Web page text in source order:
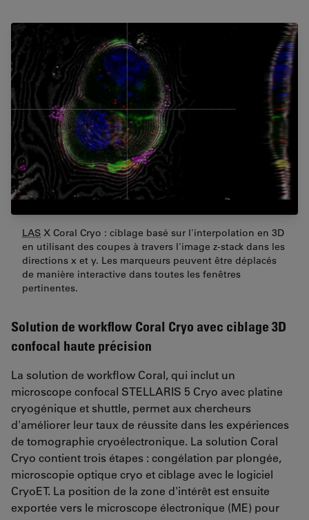
LAS X Coral Cryo : ciblage basé sur l'interpolation en 3D
en utilisant des coupes à travers l'image z-stack dans les
directions x et y. Les marqueurs peuvent être déplacés
de manière interactive dans toutes les fenêtres
pertinentes.
Solution de workflow Coral Cryo avec ciblage 3D
confocal haute précision
La solution de workflow Coral, qui inclut un
microscope confocal STELLARIS 5 Cryo avec platine
cryogénique et shuttle, permet aux chercheurs
d'améliorer leur taux de réussite dans les expériences
de tomographie cryoélectronique. La solution Coral
Cryo contient trois étapes : congélation par plongée,
microscopie optique cryo et ciblage avec le logiciel
CryoET. La position de la zone d'intérêt est ensuite
exportée vers le microscope électronique (ME) pour